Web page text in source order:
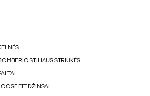
STILIAUS STRIUKĖS
FIT DŽINSAI